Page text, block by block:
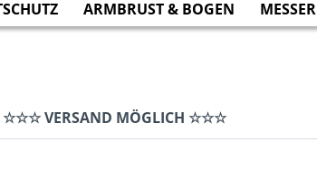
ARMBRUST & BOGEN MESSER
☆☆☆ VERSAND MÖGLICH ☆☆☆